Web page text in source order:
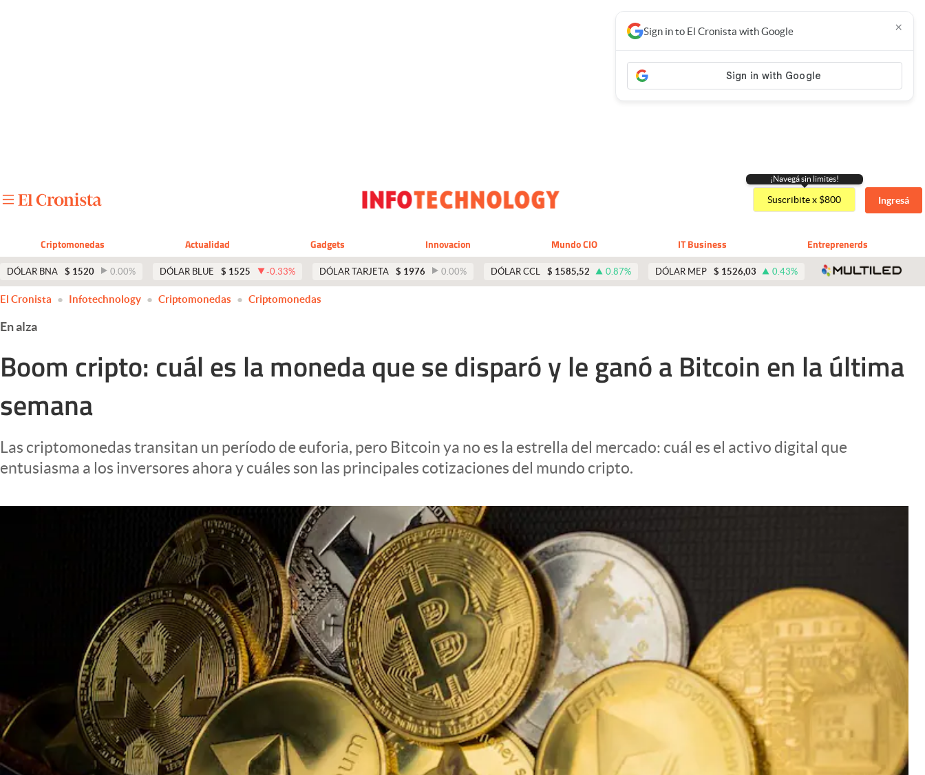
Apertura
Clima
El Cronista Studio
Mediakit
¡Navegá sin limites!
Suscribite x $800 Ingresá
Criptomonedas Actualidad Gadgets Innovacion Mundo CIO IT Business Entreprenerds
DÓLAR BNA $ 1520 0.00% DÓLAR BLUE $ 1525 -0.33% DÓLAR TARJETA $ 1976 0.00% DÓLAR CCL $ 1585,52 0.87% DÓLAR MEP $ 1526,03 0.43%
Sign in to El Cronista with Google ×
El Cronista Infotechnology Criptomonedas Criptomonedas
En alza
Boom cripto: cuál es la moneda que se disparó y le ganó a Bitcoin en la última
semana
Las criptomonedas transitan un período de euforia, pero Bitcoin ya no es la estrella del mercado: cuál es el activo digital que
entusiasma a los inversores ahora y cuáles son las principales cotizaciones del mundo cripto.